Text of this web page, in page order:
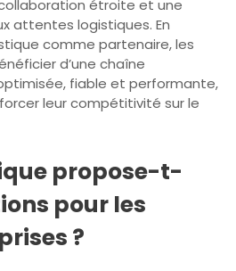
étroite et une
attentes logistiques. En
comme partenaire, les
d’une chaîne
fiable et performante,
leur compétitivité sur le
propose-t-
pour les
?